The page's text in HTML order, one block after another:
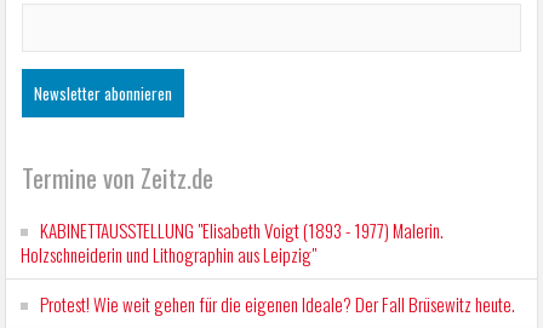
Termine von Zeitz.de
KABINETTAUSSTELLUNG "Elisabeth Voigt (1893 - 1977) Malerin.
Holzschneiderin und Lithographin aus Leipzig"
Protest! Wie weit gehen für die eigenen Ideale? Der Fall Brüsewitz heute.